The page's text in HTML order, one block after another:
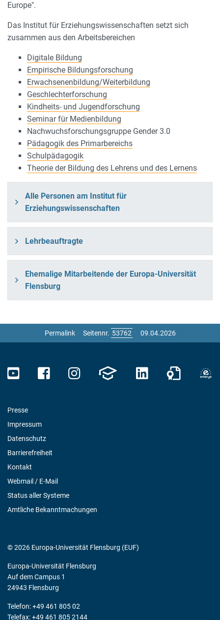
Europe".
Das Institut für Erziehungswissenschaften setzt sich
zusammen aus den Arbeitsbereichen
Digitale Bildung
Empirische Bildungsforschung
Erwachsenenbildung/Weiterbildung
Geschlechterforschung
Kindheits- und Jugendforschung
Seminar für Medienbildung
Nachwuchsforschungsgruppe Gender 3.0
Pädagogik des Primarbereichs
Schulpädagogik
Theorie der Bildung des Lehrens und des Lernens
Alle Personen am Institut für
Erziehungswissenschaften
Lehrbeauftragte
Ehemalige Mitarbeitende der Europa-Universität
Flensburg
Permalink Seitennr. 09.04.2026
Presse
Impressum
Datenschutz
Barrierefreiheit
Kontakt
Webmail / E-Mail
Status aller Systeme
Amtliche Bekanntmachungen
© 2026 Europa-Universität Flensburg (EUF)
Europa-Universität Flensburg
Auf dem Campus 1
24943 Flensburg
Telefon: +49 461 805 02
Telefax: +49 461 805 2144